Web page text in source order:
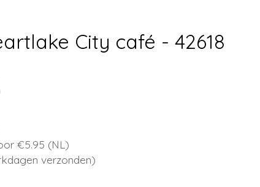
City café - 42618
€5.95 (NL)
verzonden)